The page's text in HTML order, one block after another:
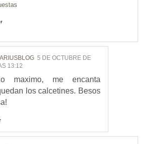
5 DE OCTUBRE DE
13:12
maximo, me encanta
los calcetines. Besos